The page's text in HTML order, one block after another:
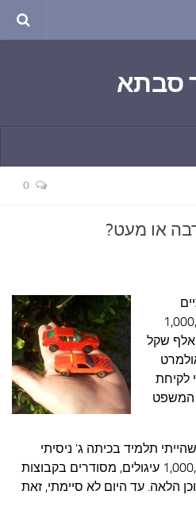
סבתא
0
או מעט?
של 1,000,000
שקל וחילוט נכסים בסך 560 אלף שקל
לקיחת
המשפט
תלמיד בכיתה ג' ניסיתי
למלא מחברת חשבון ב-1,000,000 עיגולים, מסודרים בקבוצות
10 שורות וכן הלאה. עד היום לא סיימתי, זאת